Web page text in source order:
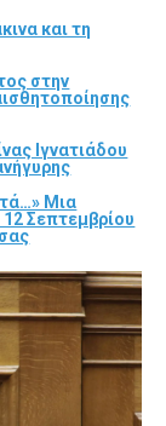
και τη
στην
Ιγνατιάδου
Μια
Σεπτεμβρίου